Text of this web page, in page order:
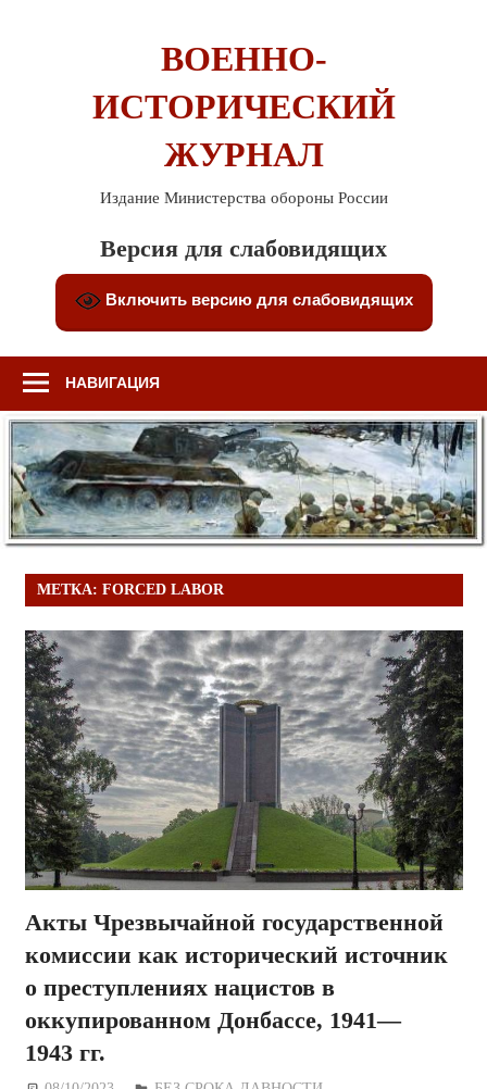
ВОЕННО-
ИСТОРИЧЕСКИЙ
ЖУРНАЛ
Издание Министерства обороны России
Версия для слабовидящих
Включить версию для слабовидящих
НАВИГАЦИЯ
МЕТКА: FORCED LABOR
Акты Чрезвычайной государственной
комиссии как исторический источник
о преступлениях нацистов в
оккупированном Донбассе, 1941—
1943 гг.